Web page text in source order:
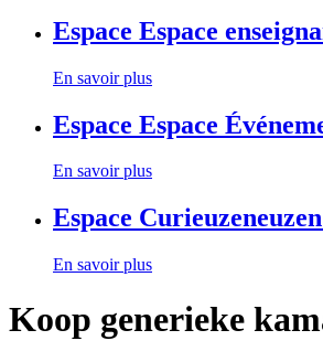
Espace Espace
En savoir plus
Espace Espace
En savoir plus
Espace
En savoir plus
Koop generieke